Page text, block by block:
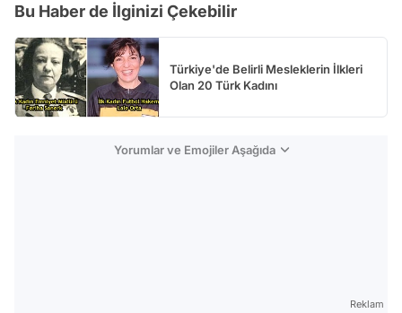
Bu Haber de İlginizi Çekebilir
Türkiye'de Belirli Mesleklerin İlkleri
Olan 20 Türk Kadını
Yorumlar ve Emojiler Aşağıda
Reklam